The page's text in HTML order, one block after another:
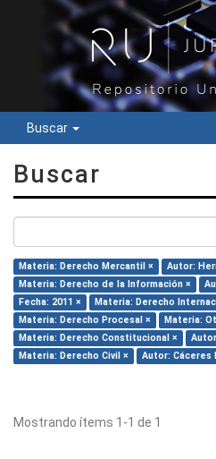
Buscar
Buscar
Materia: Derecho Mercantil ×
Autor:
Materia: Derecho de la Información ×
Fecha: 2011 ×
Materia: Derecho
Materia: Derecho Procesal ×
Materia:
Materia: Derecho Constitucional ×
Materia: Derecho Civil ×
Autor: Cáceres
Mostrando ítems 1-1 de 1